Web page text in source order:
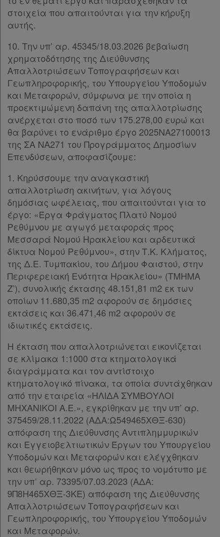
στοιχεία που απαιτούνται για την κήρυξη
αυτής.
10. Την υπ’ αρ. 45345/18.03.2026 βεβαίωση
χρηματοδότησης της Διεύθυνσης
Απαλλοτριώσεων Τοπογραφήσεων και
Γεωπληροφορικής, του Υπουργείου Υποδομών
και Μεταφορών, σύμφωνα με την οποία η
προεκτιμώμενη δαπάνη της απαλλοτρίωσης
ανέρχεται στο ποσό των 175.278,00 ευρώ και
θα βαρύνει το ενάριθμο έργο 2025ΝΑ27100013
της ΣΑ ΝΑ271 του Προγράμματος Δημοσίων
Επενδύσεων, αποφασίζουμε:
1. Κηρύσσουμε την αναγκαστική
απαλλοτρίωση ακινήτων, για λόγους
δημόσιας ωφέλειας, που απαιτούνται για το
έργο: «Έργα Φράγματος Πλατύ Νομού
Ρεθύμνου με αγωγό μεταφοράς προς
Μεσσαρά Νομού Ηρακλείου και αρδευτικά
δίκτυα Νομού Ρεθύμνου», στην Τ.Κ. Κλήματος,
της Δ.Ε. Τυμπακίου, του Δήμου Φαιστού, στην
Περιφερειακή Ενότητα Ηρακλείου» (ΤΜΗΜΑ
Ζ’), συνολικής έκτασης 48.151,81 m2 εκ των
οποίων 11.680,35 m2 αφορούν σε δημόσιες
εκτάσεις και 36.471,46 m2 αφορούν σε
ιδιωτικές εκτάσεις.
Η έκταση που απαλλοτριώνεται εικονίζεται
σε κλίμακα 1:1000 στα κτηματολογικά
διαγράμματα και τον αντίστοιχο
κτηματολογικό πίνακα, τα οποία συντάχθηκαν
από την εταιρεία «ΗΛΙΔΑ ΣΥΜΒΟΥΛΟΙ
ΜΗΧΑΝΙΚΟΙ Α.Ε.», εγκρίθηκαν με την υπ’ αρ.
375459/28.11.2022 (ΑΔΑ:Ω549465ΧΘΞ-630)
απόφαση της Διεύθυνσης Αντιπλημμυρικών
και Εγγειοβελτιωτικών Έργων του Υπουργείου
Υποδομών και Μεταφορών και ελέγχθηκαν
και θεωρήθηκαν μόνο ως προς το νομότυπο με
την υπ’ αρ. 73395/07.03.2023 (ΑΔΑ:
9Π8Η465ΧΘΞ-3ΚΕ) απόφαση της Διεύθυνσης
Απαλλοτριώσεων Τοπογραφήσεων και
Γεωπληροφορικής, του Υπουργείου Υποδομών
και Μεταφορών.